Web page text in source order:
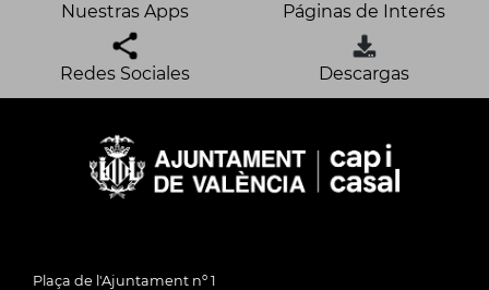
Nuestras Apps Páginas de Interés
Redes Sociales Descargas
Plaça de l'Ajuntament nº 1